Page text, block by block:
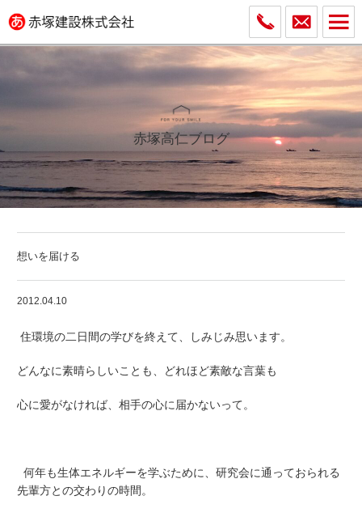
赤塚高仁ブログ
想いを届ける
2012.04.10
住環境の二日間の学びを終えて、しみじみ思います。
どんなに素晴らしいことも、どれほど素敵な言葉も
心に愛がなければ、相手の心に届かないって。
何年も生体エネルギーを学ぶために、研究会に通っておられる
先輩方との交わりの時間。